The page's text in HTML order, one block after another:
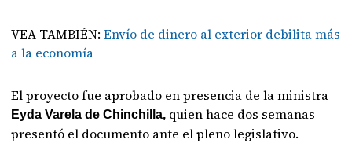
VEA TAMBIÉN:Envío de dinero al exterior debilita más
a la economía
El proyecto fue aprobado en presencia de la ministra
Eyda Varela de Chinchilla, quien hace dos semanas
presentó el documento ante el pleno legislativo.